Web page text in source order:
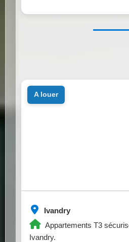
Ivandry
Appartements T3
Ivandry.
a louer